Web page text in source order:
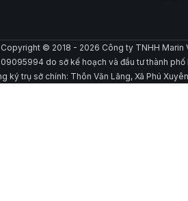
Copyright © 2018 - 2026 Công ty TNHH Marin
do sở kế hoạch và đầu tư thành
ký trụ sở chính: Thôn Văn Lãng, Xã Phú